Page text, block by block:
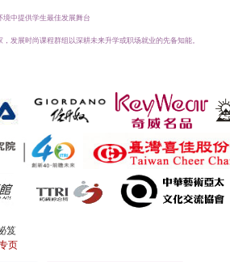
境中提供学生最佳发展舞台
发展时尚课程群组以深耕未来升学或职场就业的先备知能。
笈
页